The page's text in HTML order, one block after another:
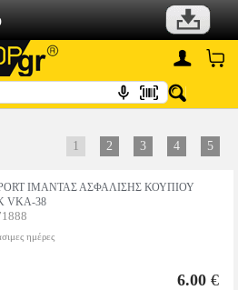
1 2 3 4 5
ΙΜΑΝΤΑΣ ΑΣΦΑΛΙΣΗΣ ΚΟΥΠΙΟΥ
VKA-38
ημέρες
6.00 €